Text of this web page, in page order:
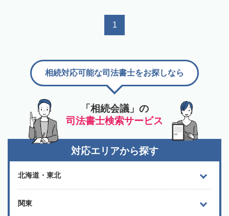
1
「相続会議」の
司法書士検索サービス
相続対応可能な司法書士をお探しなら
対応エリアから探す
北海道・東北
関東